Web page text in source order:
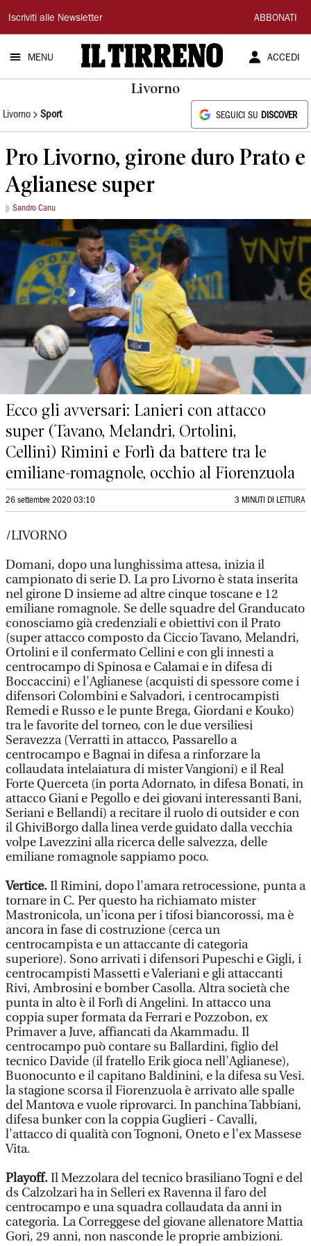
Il
Tirreno
Iscriviti alle Newsletter ABBONATI
MENU ACCEDI
Livorno
Livorno Sport SEGUICI SU DISCOVER
Pro Livorno, girone duro Prato e
Aglianese super
Sandro Canu
Ecco gli avversari: Lanieri con attacco
super (Tavano, Melandri, Ortolini,
Cellini) Rimini e Forlì da battere tra le
emiliane-romagnole, occhio al Fiorenzuola
26 settembre 2020 03:10 3 MINUTI DI LETTURA
/LIVORNO
Domani, dopo una lunghissima attesa, inizia il
campionato di serie D. La pro Livorno è stata inserita
nel girone D insieme ad altre cinque toscane e 12
emiliane romagnole. Se delle squadre del Granducato
conosciamo già credenziali e obiettivi con il Prato
(super attacco composto da Ciccio Tavano, Melandri,
Ortolini e il confermato Cellini e con gli innesti a
centrocampo di Spinosa e Calamai e in difesa di
Boccaccini) e l'Aglianese (acquisti di spessore come i
difensori Colombini e Salvadori, i centrocampisti
Remedi e Russo e le punte Brega, Giordani e Kouko)
tra le favorite del torneo, con le due versiliesi
Seravezza (Verratti in attacco, Passarello a
centrocampo e Bagnai in difesa a rinforzare la
collaudata intelaiatura di mister Vangioni) e il Real
Forte Querceta (in porta Adornato, in difesa Bonati, in
attacco Giani e Pegollo e dei giovani interessanti Bani,
Seriani e Bellandi) a recitare il ruolo di outsider e con
il GhiviBorgo dalla linea verde guidato dalla vecchia
volpe Lavezzini alla ricerca delle salvezza, delle
emiliane romagnole sappiamo poco.
Vertice.Il Rimini, dopo l'amara retrocessione, punta a
tornare in C. Per questo ha richiamato mister
Mastronicola, un'icona per i tifosi biancorossi, ma è
ancora in fase di costruzione (cerca un
centrocampista e un attaccante di categoria
superiore). Sono arrivati i difensori Pupeschi e Gigli, i
centrocampisti Massetti e Valeriani e gli attaccanti
Rivi, Ambrosini e bomber Casolla. Altra società che
punta in alto è il Forlì di Angelini. In attacco una
coppia super formata da Ferrari e Pozzobon, ex
Primaver a Juve, affiancati da Akammadu. Il
centrocampo può contare su Ballardini, figlio del
tecnico Davide (il fratello Erik gioca nell'Aglianese),
Buonocunto e il capitano Baldinini, e la difesa su Vesi.
la stagione scorsa il Fiorenzuola è arrivato alle spalle
del Mantova e vuole riprovarci. In panchina Tabbiani,
difesa bunker con la coppia Guglieri - Cavalli,
l'attacco di qualità con Tognoni, Oneto e l'ex Massese
Vita.
Playoff.Il Mezzolara del tecnico brasiliano Togni e del
ds Calzolzari ha in Selleri ex Ravenna il faro del
centrocampo e una squadra collaudata da anni in
categoria. La Correggese del giovane allenatore Mattia
Gori, 29 anni, non nasconde le proprie ambizioni.